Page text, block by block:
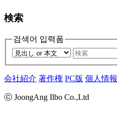
検索
검색어 입력폼
会社紹介 著作権 PC版 個人情報
ⓒ JoongAng Ilbo Co.,Ltd